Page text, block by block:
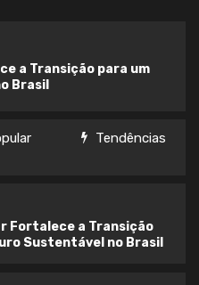
a Transição para um
Brasil
Tendências
Fortalece a Transição
Sustentável no Brasil